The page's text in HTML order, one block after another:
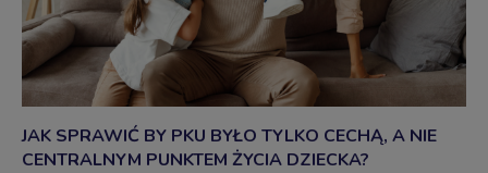
JAK SPRAWIĆ BY PKU BYŁO TYLKO CECHĄ, A NIE
CENTRALNYM PUNKTEM ŻYCIA DZIECKA?